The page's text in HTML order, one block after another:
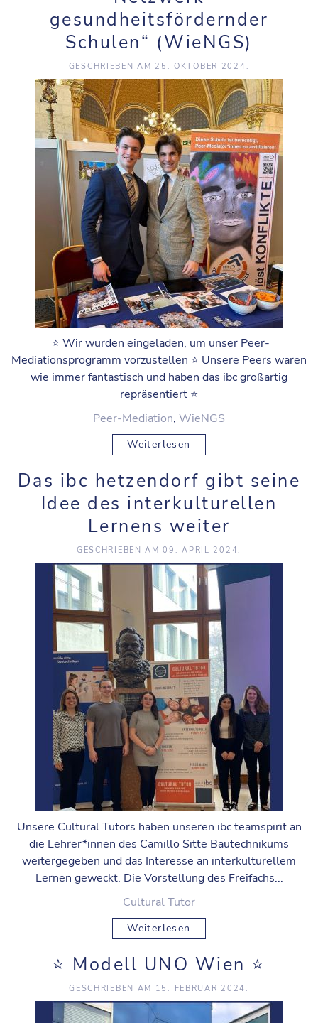
gesundheitsfördernder
Schulen“ (WieNGS)
GESCHRIEBEN AM 25. OKTOBER 2024 .
⭐️ Wir wurden eingeladen, um unser Peer-
Mediationsprogramm vorzustellen ⭐️ Unsere Peers waren
wie immer fantastisch und haben das ibc großartig
repräsentiert ⭐️
Peer-Mediation, WieNGS
Weiterlesen
Das ibc hetzendorf gibt seine
Idee des interkulturellen
Lernens weiter
GESCHRIEBEN AM09. APRIL 2024.
Unsere Cultural Tutors haben unseren ibc teamspirit an
die Lehrer*innen des Camillo Sitte Bautechnikums
weitergegeben und das Interesse an interkulturellem
Lernen geweckt. Die Vorstellung des Freifachs...
Cultural Tutor
Weiterlesen
⭐️ Modell UNO Wien ⭐️
GESCHRIEBEN AM 15. FEBRUAR 2024 .